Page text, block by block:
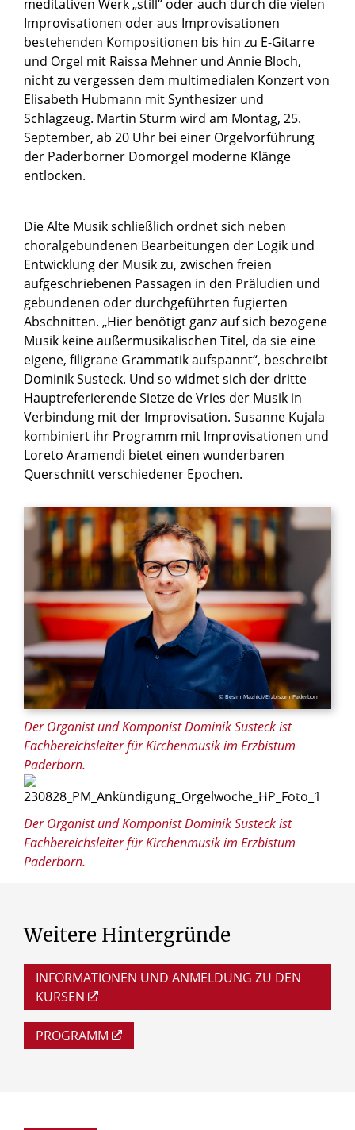
© Besim Mazhiqi/Erzbistum Paderborn
Der Organist und Komponist Dominik Susteck ist
Fachbereichsleiter für Kirchenmusik im Erzbistum
Paderborn.
© Besim Mazhiqi/Erzbistum Paderborn
Der Organist und Komponist Dominik Susteck ist
Fachbereichsleiter für Kirchenmusik im Erzbistum
Paderborn.
meditativen Werk „still“ oder auch durch die vielen
Improvisationen oder aus Improvisationen
bestehenden Kompositionen bis hin zu E-Gitarre
und Orgel mit Raissa Mehner und Annie Bloch,
nicht zu vergessen dem multimedialen Konzert von
Elisabeth Hubmann mit Synthesizer und
Schlagzeug. Martin Sturm wird am Montag, 25.
September, ab 20 Uhr bei einer Orgelvorführung
der Paderborner Domorgel moderne Klänge
entlocken.
Die Alte Musik schließlich ordnet sich neben
choralgebundenen Bearbeitungen der Logik und
Entwicklung der Musik zu, zwischen freien
aufgeschriebenen Passagen in den Präludien und
gebundenen oder durchgeführten fugierten
Abschnitten. „Hier benötigt ganz auf sich bezogene
Musik keine außermusikalischen Titel, da sie eine
eigene, filigrane Grammatik aufspannt“, beschreibt
Dominik Susteck. Und so widmet sich der dritte
Hauptreferierende Sietze de Vries der Musik in
Verbindung mit der Improvisation. Susanne Kujala
kombiniert ihr Programm mit Improvisationen und
Loreto Aramendi bietet einen wunderbaren
Querschnitt verschiedener Epochen.
Weitere Hintergründe
INFORMATIONEN UND ANMELDUNG ZU DEN
KURSEN
PROGRAMM